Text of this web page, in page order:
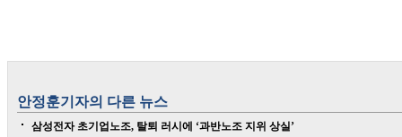
안정훈기자의 다른 뉴스
삼성전자 초기업노조, 탈퇴 러시에 ‘과반노조 지위 상실’